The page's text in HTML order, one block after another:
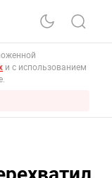
и с использованием